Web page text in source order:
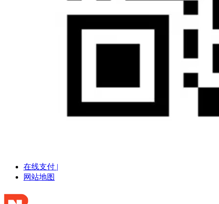
在线支付 |
网站地图